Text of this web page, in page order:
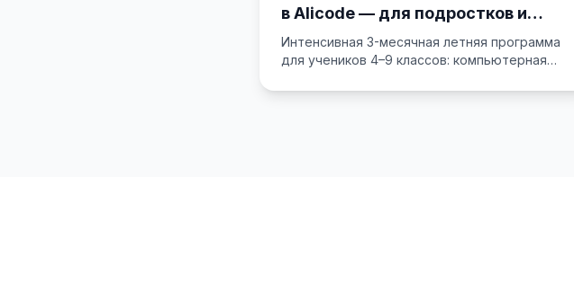
в Alicode — для подростков и
родителей
Интенсивная 3-месячная летняя программа
для учеников 4–9 классов: компьютерная
разработке. Почему это стоит внимания.